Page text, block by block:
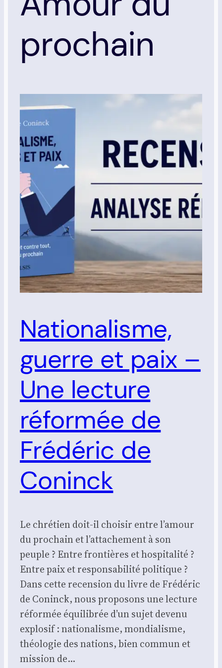
prochain
Nationalisme,
guerre et paix –
Une lecture
réformée de
Frédéric de
Coninck
Le chrétien doit-il choisir entre l’amour
du prochain et l’attachement à son
peuple ? Entre frontières et hospitalité ?
Entre paix et responsabilité politique ?
Dans cette recension du livre de Frédéric
de Coninck, nous proposons une lecture
réformée équilibrée d’un sujet devenu
explosif : nationalisme, mondialisme,
théologie des nations, bien commun et
mission de…